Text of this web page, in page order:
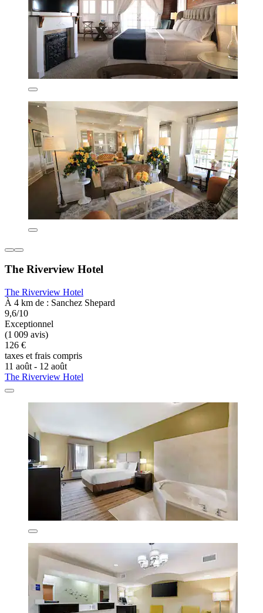
The Riverview Hotel
The Riverview Hotel
À 4 km de : Sanchez Shepard
9,6/10
Exceptionnel
(1 009 avis)
126 €
taxes et frais compris
11 août - 12 août
The Riverview Hotel